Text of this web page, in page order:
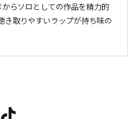
らソロとしての作品を精力的
き取りやすいラップが持ち味の